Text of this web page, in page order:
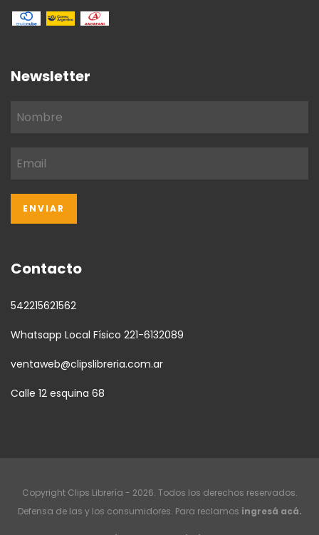
Newsletter
Contacto
542215621562
Whatsapp Local Físico 221-6132089
ventaweb@clipslibreria.com.ar
Calle 12 esquina 68
Copyright Clips Librería - 2026. Todos los derechos reservados.
Defensa de las y los consumidores. Para reclamos ingresá acá.